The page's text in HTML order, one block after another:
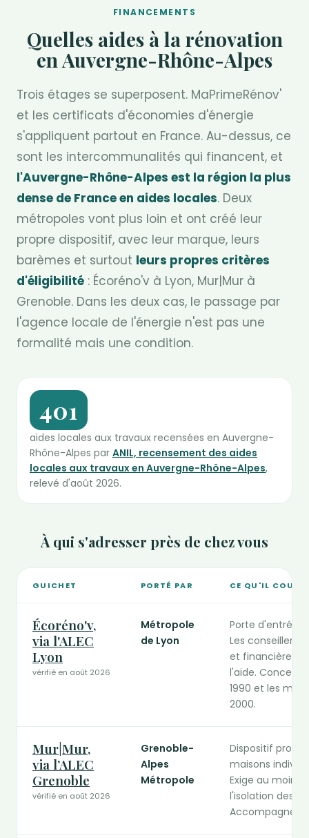
FINANCEMENTS
Quelles aides à la rénovation
en Auvergne-Rhône-Alpes
Trois étages se superposent. MaPrimeRénov'
et les certificats d'économies d'énergie
s'appliquent partout en France. Au-dessus, ce
sont les intercommunalités qui financent, et
l'Auvergne-Rhône-Alpes est la région la plus
dense de France en aides locales. Deux
métropoles vont plus loin et ont créé leur
propre dispositif, avec leur marque, leurs
barèmes et surtout leurs propres critères
d'éligibilité : Écoréno'v à Lyon, Mur|Mur à
Grenoble. Dans les deux cas, le passage par
l'agence locale de l'énergie n'est pas une
formalité mais une condition.
401
aides locales aux travaux recensées en Auvergne-
Rhône-Alpes par ANIL, recensement des aides
locales aux travaux en Auvergne-Rhône-Alpes,
relevé d'août 2026.
À qui s'adresser près de chez vous
GUICHET PORTÉ PAR CE QU'IL
Écoréno'v,
via l'ALEC
Lyon
vérifié en août 2026
Métropole
de Lyon
Porte d'entrée
Les conseillers
et financière
l'aide.
1990 et les
2000.
Mur|Mur,
via l’ALEC
Grenoble
vérifié en août 2026
Grenoble-
Alpes
Métropole
Dispositif
maisons
Exige au moins
l'isolation des